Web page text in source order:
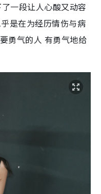
一段让人心酸又动容
是在为经历情伤与病
勇气的人 有勇气地给